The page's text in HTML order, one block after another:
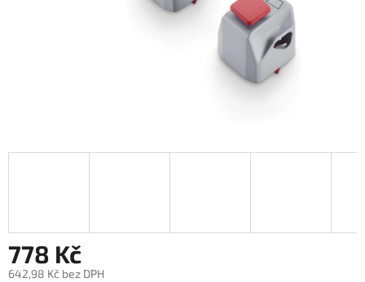
778 Kč
642,98 Kč bez DPH